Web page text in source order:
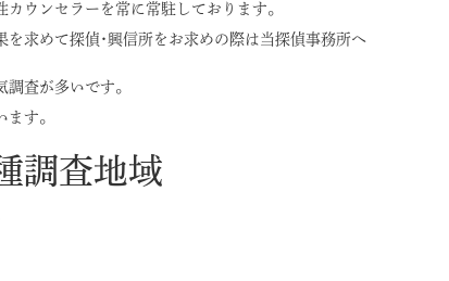
ウンセラーを常に常駐しております。
を求めて探偵･興信所をお求めの際は当探偵事務所へ
査が多いです。
す。
調査地域